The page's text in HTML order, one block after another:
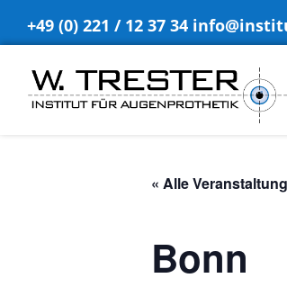
+49 (0) 221 / 12 37 34
« Alle
Bonn